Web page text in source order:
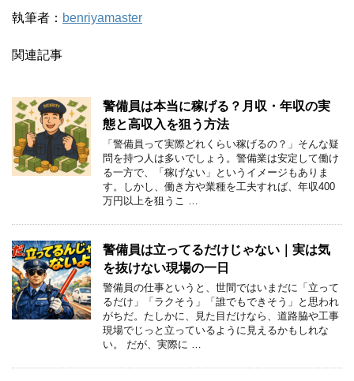
執筆者： benriyamaster
関連記事
警備員は本当に稼げる？月収・年収の実
態と高収入を狙う方法
「警備員って実際どれくらい稼げるの？」そんな疑
問を持つ人は多いでしょう。警備業は安定して働け
る一方で、「稼げない」というイメージもありま
す。しかし、働き方や業種を工夫すれば、年収400
万円以上を狙うこ …
警備員は立ってるだけじゃない｜実は気
を抜けない現場の一日
警備員の仕事というと、世間ではいまだに「立って
るだけ」「ラクそう」「誰でもできそう」と思われ
がちだ。たしかに、見た目だけなら、道路脇や工事
現場でじっと立っているように見えるかもしれな
い。 だが、実際に …